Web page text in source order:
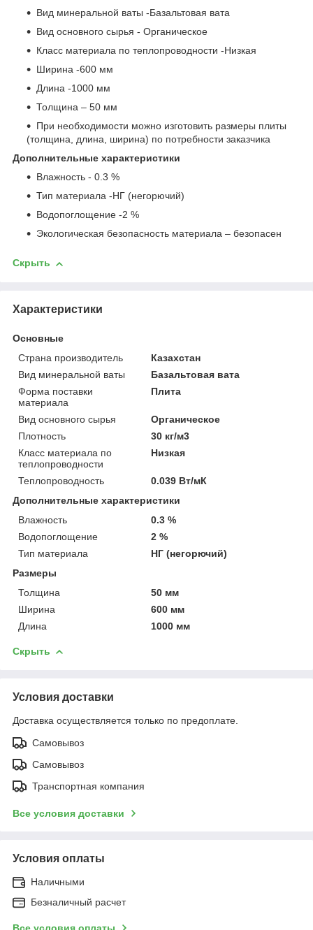
Вид минеральной ваты -Базальтовая вата
Вид основного сырья - Органическое
Класс материала по теплопроводности -Низкая
Ширина -600 мм
Длина -1000 мм
Толщина – 50 мм
При необходимости можно изготовить размеры плиты
(толщина, длина, ширина) по потребности заказчика
Дополнительные характеристики
Влажность - 0.3 %
Тип материала -НГ (негорючий)
Водопоглощение -2 %
Экологическая безопасность материала – безопасен
Скрыть
Характеристики
Основные
Страна производитель
Казахстан
Вид минеральной ваты
Базальтовая вата
Форма поставки
материала
Плита
Вид основного сырья
Органическое
Плотность
30 кг/м3
Класс материала по
теплопроводности
Низкая
Теплопроводность
0.039 Вт/мК
Дополнительные характеристики
Влажность
0.3 %
Водопоглощение
2 %
Тип материала
НГ (негорючий)
Размеры
Толщина
50 мм
Ширина
600 мм
Длина
1000 мм
Скрыть
Условия доставки
Доставка осуществляется только по предоплате.
Самовывоз
Самовывоз
Транспортная компания
Все условия доставки
Условия оплаты
Наличными
Безналичный расчет
Все условия оплаты